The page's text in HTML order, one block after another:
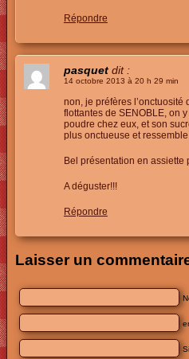
Répondre
pasquet dit :
14 octobre 2013 à 20 h 29 min
non, je préfères
flottantes de SENOBLE, on
poudre chez eux, et son
plus onctueuse et
Bel présentation en
A déguster!!!
Répondre
Laisser un